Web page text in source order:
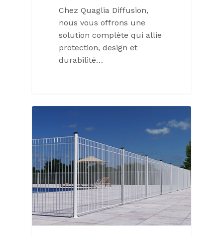
Chez Quaglia Diffusion,
nous vous offrons une
solution complète qui allie
protection, design et
durabilité…